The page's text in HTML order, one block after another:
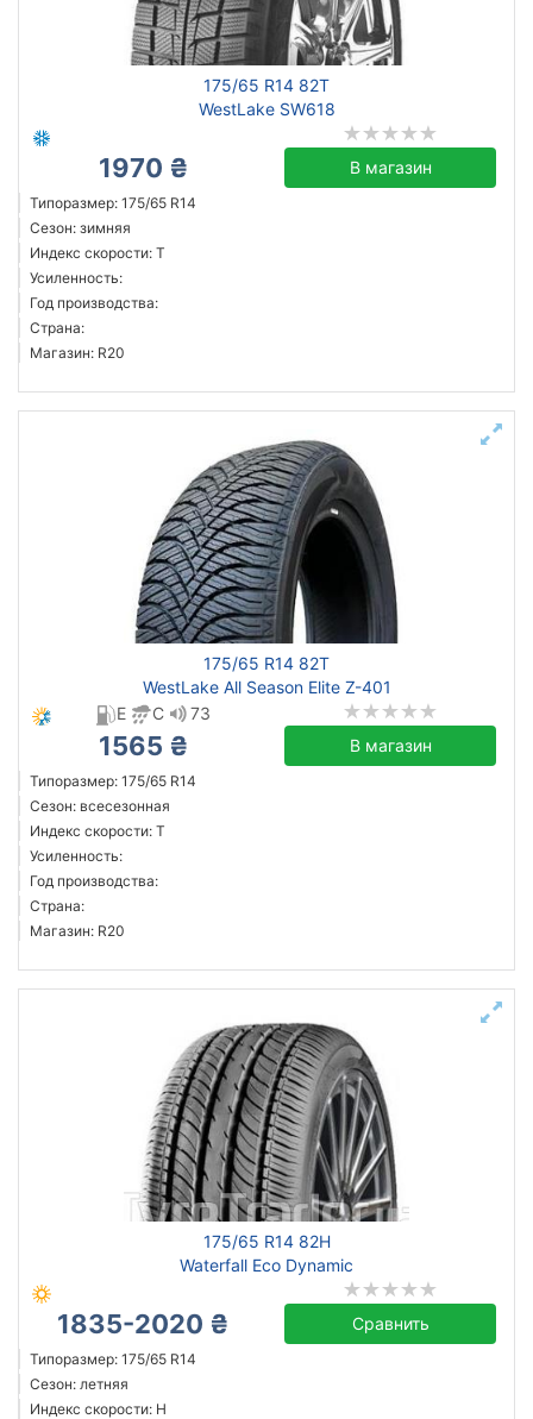
175/65 R14 82T
WestLake SW618
1970 ₴ В магазин
Типоразмер: 175/65 R14
Сезон: зимняя
Индекс скорости: T
Усиленность:
Год производства:
Страна:
Магазин: R20
175/65 R14 82T
WestLake All Season Elite Z-401
E
C 73
1565 ₴ В магазин
Типоразмер: 175/65 R14
Сезон: всесезонная
Индекс скорости: T
Усиленность:
Год производства:
Страна:
Магазин: R20
175/65 R14 82H
Waterfall Eco Dynamic
1835-2020 ₴ Сравнить
Типоразмер: 175/65 R14
Сезон: летняя
Индекс скорости: H